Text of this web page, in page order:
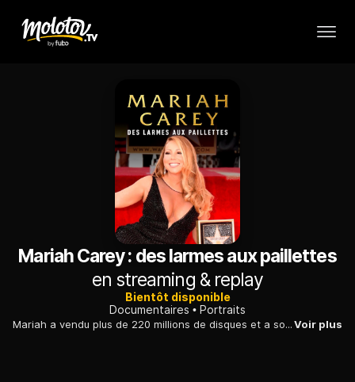
Mariah Carey : des larmes aux paillettes
en streaming & replay
Bientôt disponible
Documentaires
Portraits
Mariah a vendu plus de 220 millions de disques et a sorti l'album de Noël le plus vendu de tous les temps. Sa carrière évoque l'histoire d'une Cendrillon des temps modernes.Voir plus